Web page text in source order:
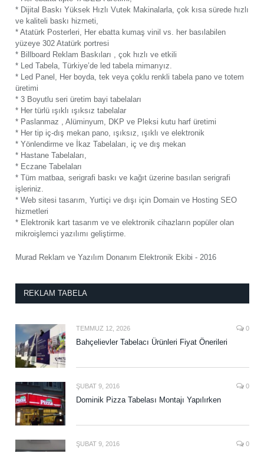
* Dijital Baskı Yüksek Hızlı Vutek Makinalarla, çok kısa sürede hızlı
ve kaliteli baskı hizmeti,
* Atatürk Posterleri, Her ebatta kumaş vinil vs. her basılabilen
yüzeye 302 Atatürk portresi
* Billboard Reklam Baskıları , çok hızlı ve etkili
* Led Tabela, Türkiye’de led tabela mimarıyız.
* Led Panel, Her boyda, tek veya çoklu renkli tabela pano ve totem
üretimi
* 3 Boyutlu seri üretim bayi tabelaları
* Her türlü ışıklı ışıksız tabelalar
* Paslanmaz , Alüminyum, DKP ve Pleksi kutu harf üretimi
* Her tip iç-dış mekan pano, ışıksız, ışıklı ve elektronik
* Yönlendirme ve İkaz Tabelaları, iç ve dış mekan
* Hastane Tabelaları,
* Eczane Tabelaları
* Tüm matbaa, serigrafi baskı ve kağıt üzerine basılan serigrafi
işleriniz.
* Web sitesi tasarım, Yurtiçi ve dışı için Domain ve Hosting SEO
hizmetleri
* Elektronik kart tasarım ve ve elektronik cihazların popüler olan
mikroişlemci yazılımı geliştirme.
Murad Reklam ve Yazılım Donanım Elektronik Ekibi - 2016
REKLAM TABELA
TEMMUZ 12, 2026 0
Bahçelievler Tabelacı Ürünleri Fiyat Önerileri
ŞUBAT 9, 2016 0
Dominik Pizza Tabelası Montajı Yapılırken
ŞUBAT 9, 2016 0